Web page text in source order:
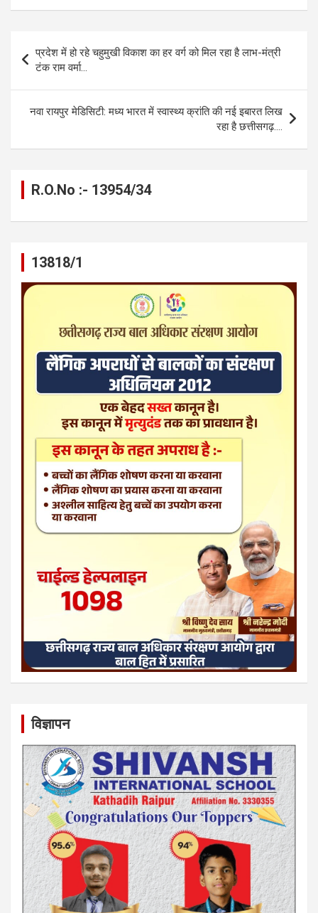
ce
b
o
o
k
se
n
g
er
at
A
p
p
e
a
m
ail py
n
k
ar
navigation
प्रदेश में हो रहे चहुमुखी विकाश का हर वर्ग को मिल रहा है लाभ-मंत्री
टंक राम वर्मा…
नवा रायपुर मेडिसिटी: मध्य भारत में स्वास्थ्य क्रांति की नई इबारत लिख
रहा है छत्तीसगढ़….
R.O.No :- 13954/34
13818/1
विज्ञापन